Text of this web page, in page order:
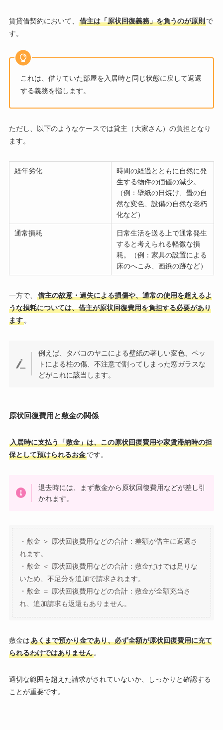
賃貸借契約において、 借主は「原状回復義務」を負うのが原則で
す。
これは、借りていた部屋を入居時と同じ状態に戻して返還
する義務を指します。
ただし、以下のようなケースでは貸主（大家さん）の負担となり
ます。
経年劣化
時間の経過とともに自然に発
生する物件の価値の減少。
（例：壁紙の日焼け、畳の自
然な変色、設備の自然な老朽
化など）
通常損耗
日常生活を送る上で通常発生
すると考えられる軽微な損
耗。（例：家具の設置による
床のへこみ、画鋲の跡など）
一方で、
借主の故意・過失による損傷や、通常の使用を超えるよ
うな損耗については、借主が原状回復費用を負担する必要があり
ます。
例えば、タバコのヤニによる壁紙の著しい変色、ペッ
トによる柱の傷、不注意で割ってしまった窓ガラスな
どがこれに該当します。
原状回復費用と敷金の関係
入居時に支払う「敷金」は、この原状回復費用や家賃滞納時の担
保として預けられるお金です。
退去時には、まず敷金から原状回復費用などが差し引
かれます。
・敷金 ＞ 原状回復費用などの合計：差額が借主に返還さ
れます。
・敷金 ＜ 原状回復費用などの合計：敷金だけでは足りな
いため、不足分を追加で請求されます。
・敷金 ＝ 原状回復費用などの合計：敷金が全額充当さ
れ、追加請求も返還もありません。
敷金はあくまで預かり金であり、必ず全額が原状回復費用に充て
られるわけではありません。
適切な範囲を超えた請求がされていないか、しっかりと確認する
ことが重要です。